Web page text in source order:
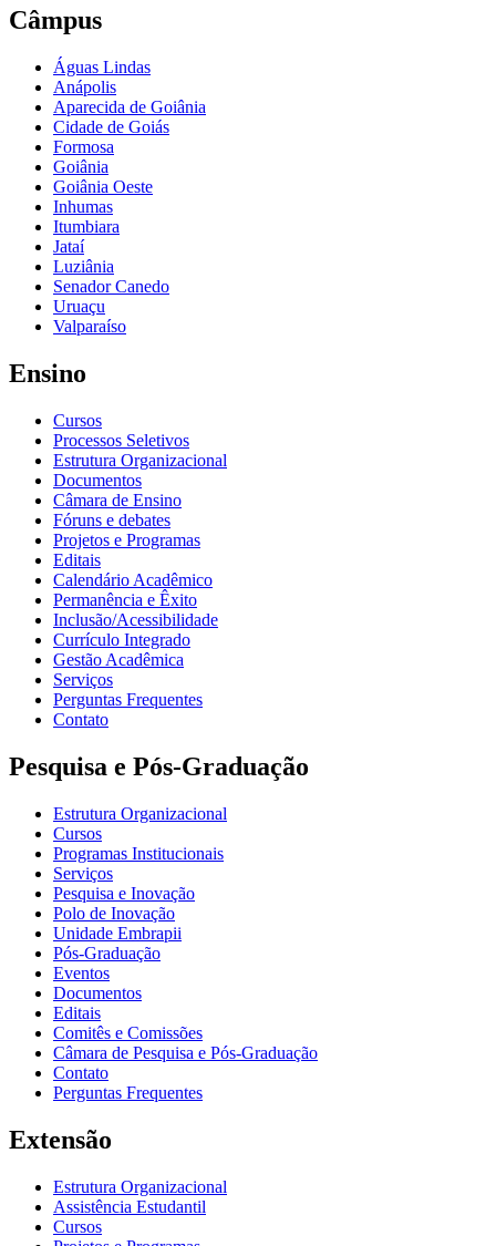
Câmpus
Águas Lindas
Anápolis
Aparecida de Goiânia
Cidade de Goiás
Formosa
Goiânia
Goiânia Oeste
Inhumas
Itumbiara
Jataí
Luziânia
Senador Canedo
Uruaçu
Valparaíso
Ensino
Cursos
Processos Seletivos
Estrutura Organizacional
Documentos
Câmara de Ensino
Fóruns e debates
Projetos e Programas
Editais
Calendário Acadêmico
Permanência e Êxito
Inclusão/Acessibilidade
Currículo Integrado
Gestão Acadêmica
Serviços
Perguntas Frequentes
Contato
Pesquisa e Pós-Graduação
Estrutura Organizacional
Cursos
Programas Institucionais
Serviços
Pesquisa e Inovação
Polo de Inovação
Unidade Embrapii
Pós-Graduação
Eventos
Documentos
Editais
Comitês e Comissões
Câmara de Pesquisa e Pós-Graduação
Contato
Perguntas Frequentes
Extensão
Estrutura Organizacional
Assistência Estudantil
Cursos